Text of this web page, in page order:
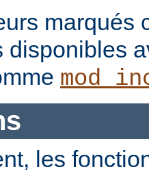
marqués
disponibles
les